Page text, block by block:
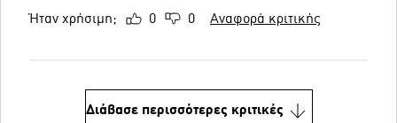
Ήταν χρήσιμη; 0 0 Αναφορά κριτικής
Διάβασε περισσότερες κριτικές